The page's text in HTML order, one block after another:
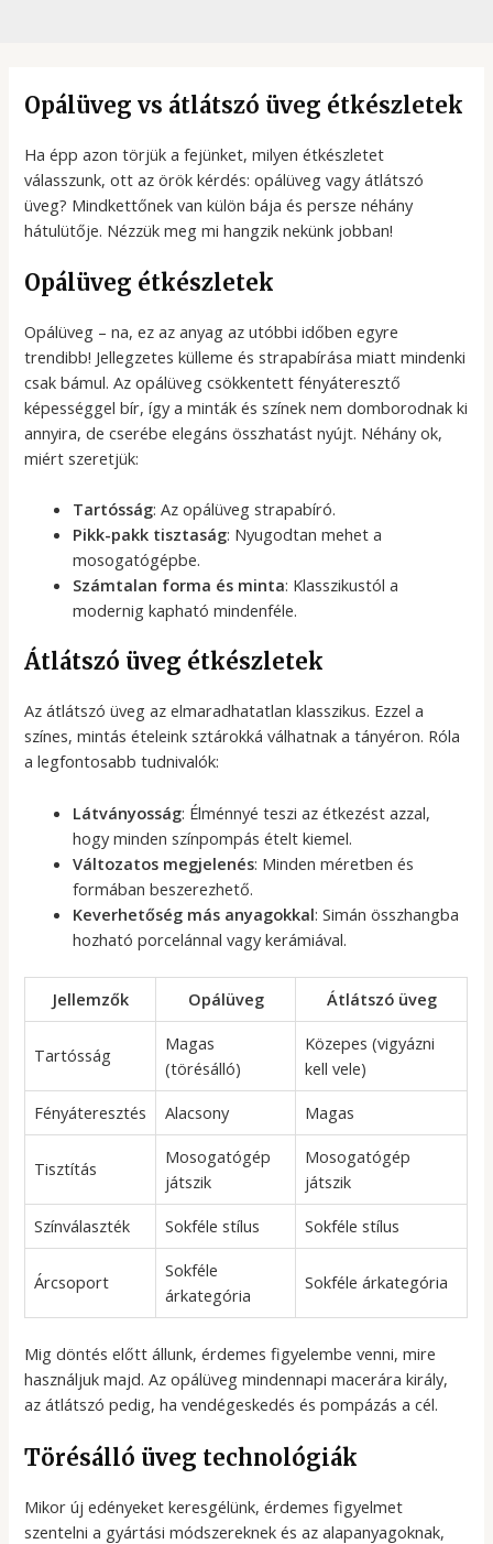
Opálüveg vs átlátszó üveg étkészletek
Ha épp azon törjük a fejünket, milyen étkészletet
válasszunk, ott az örök kérdés: opálüveg vagy átlátszó
üveg? Mindkettőnek van külön bája és persze néhány
hátulütője. Nézzük meg mi hangzik nekünk jobban!
Opálüveg étkészletek
Opálüveg – na, ez az anyag az utóbbi időben egyre
trendibb! Jellegzetes külleme és strapabírása miatt mindenki
csak bámul. Az opálüveg csökkentett fényáteresztő
képességgel bír, így a minták és színek nem domborodnak ki
annyira, de cserébe elegáns összhatást nyújt. Néhány ok,
miért szeretjük:
Tartósság: Az opálüveg strapabíró.
Pikk-pakk tisztaság: Nyugodtan mehet a
mosogatógépbe.
Számtalan forma és minta: Klasszikustól a
modernig kapható mindenféle.
Átlátszó üveg étkészletek
Az átlátszó üveg az elmaradhatatlan klasszikus. Ezzel a
színes, mintás ételeink sztárokká válhatnak a tányéron. Róla
a legfontosabb tudnivalók:
Látványosság: Élménnyé teszi az étkezést azzal,
hogy minden színpompás ételt kiemel.
Változatos megjelenés: Minden méretben és
formában beszerezhető.
Keverhetőség más anyagokkal: Simán összhangba
hozható porcelánnal vagy kerámiával.
Jellemzők Opálüveg Átlátszó üveg
Tartósság
Magas
(törésálló)
Közepes (vigyázni
kell vele)
Fényáteresztés
Alacsony Magas
Tisztítás
Mosogatógép
játszik
Mosogatógép
játszik
Színválaszték
Sokféle stílus Sokféle stílus
Árcsoport
Sokféle
árkategória
Sokféle árkategória
Mig döntés előtt állunk, érdemes figyelembe venni, mire
használjuk majd. Az opálüveg mindennapi macerára király,
az átlátszó pedig, ha vendégeskedés és pompázás a cél.
Törésálló üveg technológiák
Mikor új edényeket keresgélünk, érdemes figyelmet
szentelni a gyártási módszereknek és az alapanyagoknak,